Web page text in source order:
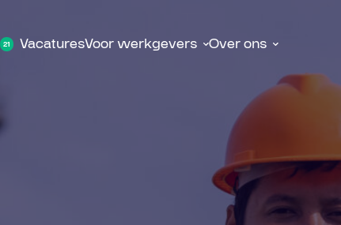
21 VacaturesVoor werkgevers Over ons
Over ons
Nieuws
Contact